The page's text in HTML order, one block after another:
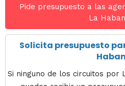
Pide presupuesto a las
La
Solicita presupuesto
Si ninguno de los circuitos por